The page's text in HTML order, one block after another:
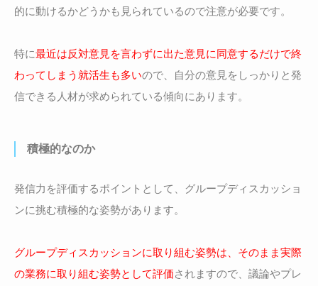
的に動けるかどうかも見られているので注意が必要です。
特に最近は反対意見を言わずに出た意見に同意するだけで終
わってしまう就活生も多いので、自分の意見をしっかりと発
信できる人材が求められている傾向にあります。
積極的なのか
発信力を評価するポイントとして、グループディスカッショ
ンに挑む積極的な姿勢があります。
グループディスカッションに取り組む姿勢は、そのまま実際
の業務に取り組む姿勢として評価されますので、議論やプレ